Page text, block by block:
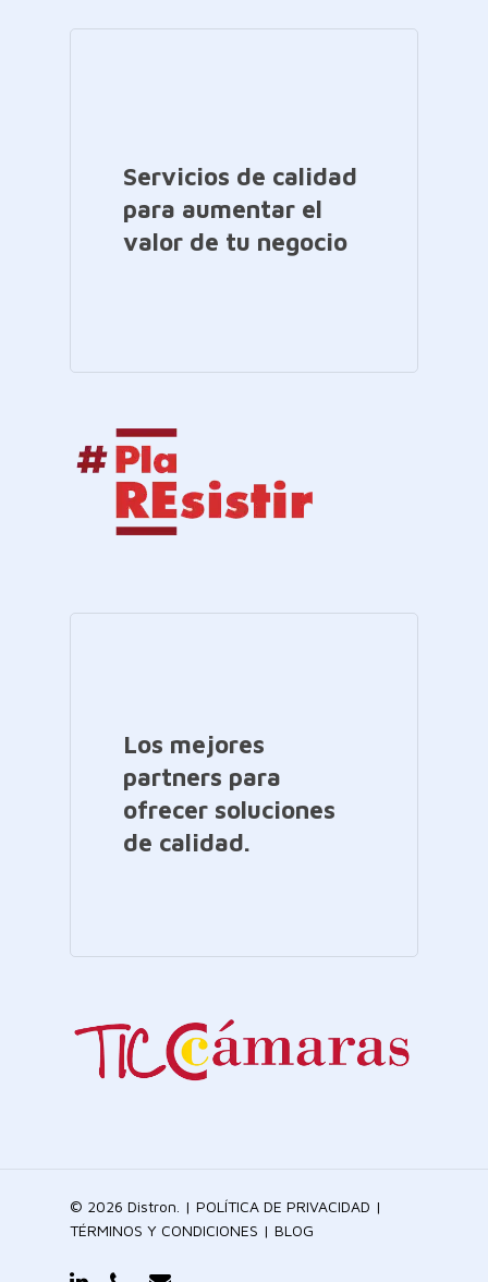
Servicios de calidad
para aumentar el
valor de tu negocio
Los mejores
partners para
ofrecer soluciones
de calidad.
© 2026 Distron. | POLÍTICA DE PRIVACIDAD |
TÉRMINOS Y CONDICIONES | BLOG